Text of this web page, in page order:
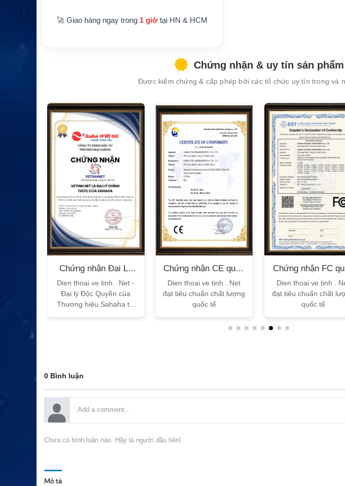
🚀 Giao hàng ngay trong 1 giờ tại HN & HCM
Chứng nhận & uy tín sản phẩm
Được kiểm chứng & cấp phép bởi các tổ chức uy tín trong và
Chứng nhận Đại Lý
Sahaha
Dien thoai ve tinh . Net -
Đại lý Độc Quyền của
Thương hiệu Sahaha tại
Chứng nhận CE quốc
tế
Dien thoai ve tinh . Net
đạt tiêu chuẩn chất lượng
quốc tế
Chứng nhận FC
tế
Dien thoai ve tinh .
đạt tiêu chuẩn chất
quốc tế
0 Bình luận
Chưa có bình luận nào. Hãy là người đầu tiên!
Mô tả